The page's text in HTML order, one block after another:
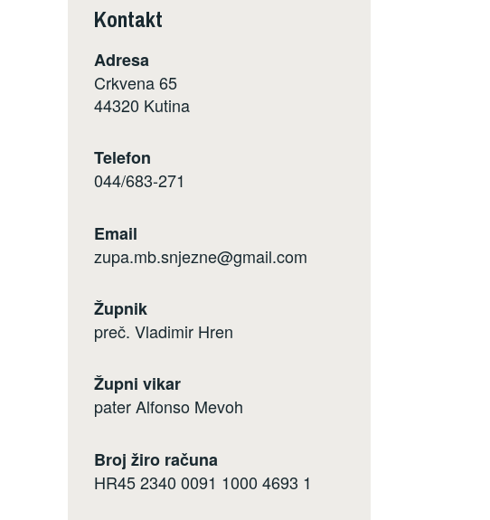
Kontakt
Adresa
Crkvena 65
44320 Kutina
Telefon
044/683-271
Email
zupa.mb.snjezne@gmail.com
Župnik
preč. Vladimir Hren
Župni vikar
pater Alfonso Mevoh
Broj žiro računa
HR45 2340 0091 1000 4693 1